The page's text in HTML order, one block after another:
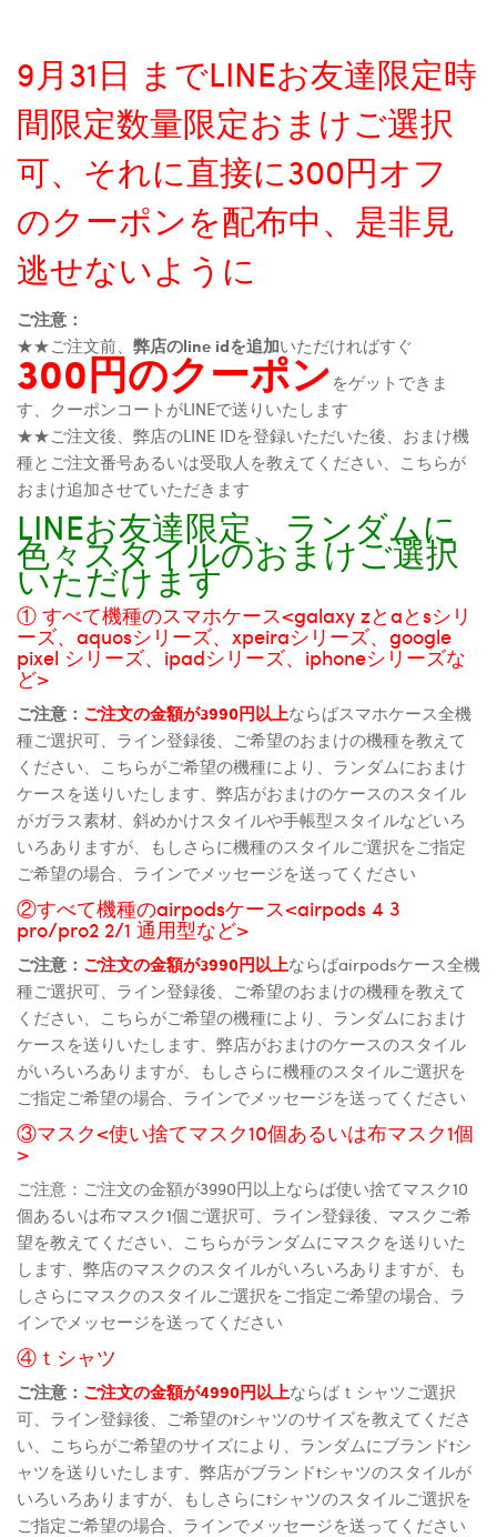
9月31日 までLINEお友達限定時
間限定数量限定おまけご選択
可、それに直接に300円オフ
のクーポンを配布中、是非見
逃せないように
ご注意：
★★ご注文前、 弊店のline idを追加いただければすぐ
300円のクーポンをゲットできま
す、クーポンコートがLINEで送りいたします
★★ご注文後、弊店のLINE IDを登録いただいた後、おまけ機
種とご注文番号あるいは受取人を教えてください、こちらが
おまけ追加させていただきます
LINEお友達限定、ランダムに
色々スタイルのおまけご選択
いただけます
① すべて機種のスマホケース<galaxy zとaとsシリ
ーズ、aquosシリーズ、xpeiraシリーズ、google
pixel シリーズ、ipadシリーズ、iphoneシリーズな
ど>
ご注意： ご注文の金額が3990円以上ならばスマホケース全機
種ご選択可、ライン登録後、ご希望のおまけの機種を教えて
ください、こちらがご希望の機種により、ランダムにおまけ
ケースを送りいたします、弊店がおまけのケースのスタイル
がガラス素材、斜めかけスタイルや手帳型スタイルなどいろ
いろありますが、もしさらに機種のスタイルご選択をご指定
ご希望の場合、ラインでメッセージを送ってください
②すべて機種のairpodsケース<airpods 4 3
pro/pro2 2/1 通用型など>
ご注意： ご注文の金額が3990円以上ならばairpodsケース全機
種ご選択可、ライン登録後、ご希望のおまけの機種を教えて
ください、こちらがご希望の機種により、ランダムにおまけ
ケースを送りいたします、弊店がおまけのケースのスタイル
がいろいろありますが、もしさらに機種のスタイルご選択を
ご指定ご希望の場合、ラインでメッセージを送ってください
③マスク<使い捨てマスク10個あるいは布マスク1個
>
ご注意：ご注文の金額が3990円以上ならば使い捨てマスク10
個あるいは布マスク1個ご選択可、ライン登録後、マスクご希
望を教えてください、こちらがランダムにマスクを送りいた
します、弊店のマスクのスタイルがいろいろありますが、も
しさらにマスクのスタイルご選択をご指定ご希望の場合、ラ
インでメッセージを送ってください
④ｔシャツ
ご注意： ご注文の金額が4990円以上ならばｔシャツご選択
可、ライン登録後、ご希望のtシャツのサイズを教えてくださ
い、こちらがご希望のサイズにより、ランダムにブランドtシ
ャツを送りいたします、弊店がブランドtシャツのスタイルが
いろいろありますが、もしさらにtシャツのスタイルご選択を
ご指定ご希望の場合、ラインでメッセージを送ってください